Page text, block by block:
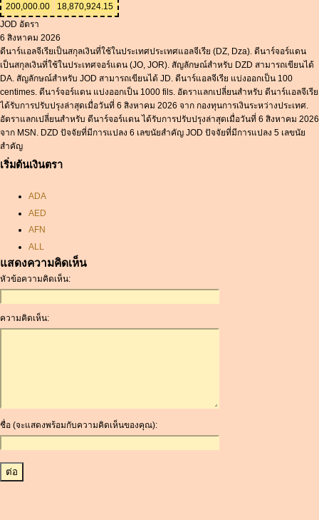
200,000.00
18,870,924.15
JOD อัตรา
6 สิงหาคม 2026
ดีนาร์แอลจีเรียเป็นสกุลเงินที่ใช้ในประเทศประเทศแอลจีเรีย (DZ, Dza). ดีนาร์จอร์แดน
เป็นสกุลเงินที่ใช้ในประเทศจอร์แดน (JO, JOR). สัญลักษณ์สำหรับ DZD สามารถเขียนได้
DA. สัญลักษณ์สำหรับ JOD สามารถเขียนได้ JD. ดีนาร์แอลจีเรีย แบ่งออกเป็น 100
centimes. ดีนาร์จอร์แดน แบ่งออกเป็น 1000 fils. อัตราแลกเปลี่ยนสำหรับ ดีนาร์แอลจีเรีย
ได้รับการปรับปรุงล่าสุดเมื่อวันที่ 6 สิงหาคม 2026 จาก กองทุนการเงินระหว่างประเทศ.
อัตราแลกเปลี่ยนสำหรับ ดีนาร์จอร์แดน ได้รับการปรับปรุงล่าสุดเมื่อวันที่ 6 สิงหาคม 2026
จาก MSN. DZD ปัจจัยที่มีการแปลง 6 เลขนัยสำคัญ JOD ปัจจัยที่มีการแปลง 5 เลขนัย
สำคัญ
เริ่มต้นเงินตรา
ADA
AED
AFN
ALL
AMD
ANC
AOA
ARDR
BAM
แสดงความคิดเห็น
หัวข้อความคิดเห็น:
ความคิดเห็น:
ชื่อ (จะแสดงพร้อมกับความคิดเห็นของคุณ):